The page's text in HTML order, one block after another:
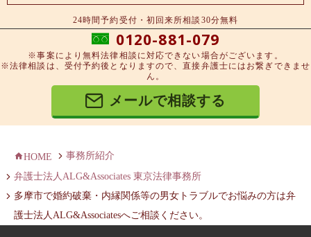
24時間予約受付・初回来所相談30分無料
0120-881-079
※事案により無料法律相談に対応できない場合がございます。
※法律相談は、受付予約後となりますので、直接弁護士にはお繋ぎできませ
ん。
メールで相談する
HOME
事務所紹介
弁護士法人ALG&Associates 東京法律事務所
多摩市で婚約破棄・内縁関係等の男女トラブルでお悩みの方は弁
護士法人ALG&Associatesへご相談ください。